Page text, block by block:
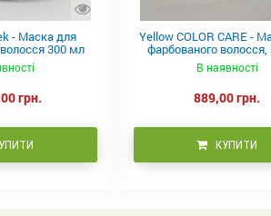
- Маска для
300 мл
грн.
Yellow COLOR CARE -
фарбованого
В наявності
889,00 грн.
КУПИТИ